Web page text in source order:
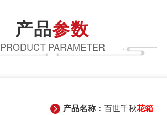
产品参数
PRODUCT PARAMETER
产品名称：百世千秋花箱